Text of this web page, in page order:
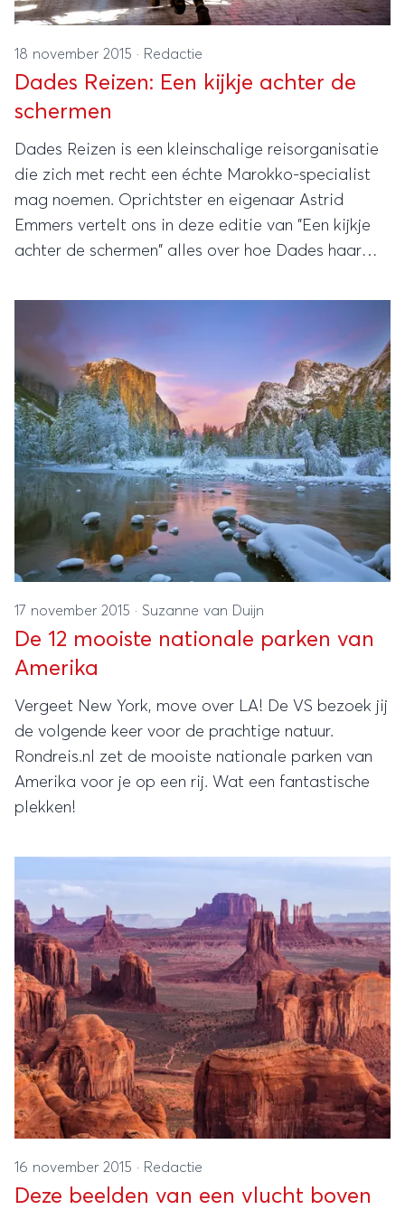
18 november 2015 · Redactie
Dades Reizen: Een kijkje achter de
schermen
Dades Reizen is een kleinschalige reisorganisatie
die zich met recht een échte Marokko-specialist
mag noemen. Oprichtster en eigenaar Astrid
Emmers vertelt ons in deze editie van "Een kijkje
achter de schermen" alles over hoe Dades haar
17 november 2015 · Suzanne van Duijn
De 12 mooiste nationale parken van
Amerika
Vergeet New York, move over LA! De VS bezoek jij
de volgende keer voor de prachtige natuur.
Rondreis.nl zet de mooiste nationale parken van
Amerika voor je op een rij. Wat een fantastische
plekken!
16 november 2015 · Redactie
Deze beelden van een vlucht boven